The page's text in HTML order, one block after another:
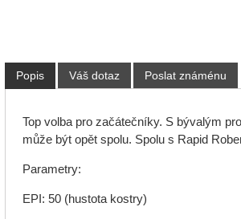
Popis Váš dotaz Poslat známénu
Top volba pro začátečníky. S bývalým
může být opět spolu. Spolu s Rapid
Parametry:
EPI: 50 (hustota kostry)